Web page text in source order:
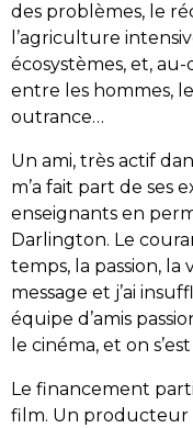
des problèmes, le
l’agriculture
écosystèmes, et,
entre les hommes,
outrance…
Un ami, très actif
m’a fait part de ses
enseignants en
Darlington. Le
temps, la passion,
message et j’ai
équipe d’amis
le cinéma, et on
Le financement
film. Un producteur